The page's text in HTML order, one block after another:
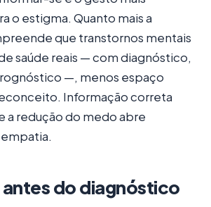
o estigma. Quanto mais a
que transtornos mentais
saúde reais — com diagnóstico,
—, menos espaço
Informação correta
a redução do medo abre
do diagnóstico